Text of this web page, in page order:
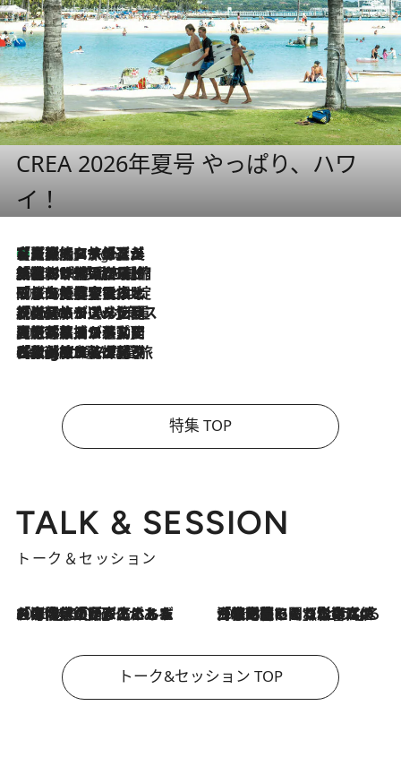
CREA 2026年夏号 やっぱり、ハワ
イ！
9 Hours Ago
【厳選旅コスメ】「多機能アイテムがメイン！」旅好き美容エディターが選んだ夏旅ベストコスメを発表【Mサイズジップ】
2026.8.6
「荷物が増えるほど旅ストレスは増す」美容ジャーナリストがたどり着いた最終結論。“化粧品を劇的に減らす”感動の凝縮美容とは
2026.8.6
「旅先には金髪ウィッグを持参」日本と同じメイクでは損してる!? 美容ジャーナリストが提案する“掟破りの旅美容”とは
2026.8.6
【厳選旅コスメ】「身軽さ＆UV対策重視！」ヘアアーティストshucoが選んだ夏旅ベストコスメを発表【Mサイズジップ】
2026.8.5
【厳選旅コスメ】国内をあちこち移動する河井菜摘が選んだ夏旅ベストコスメ発表！「リラックスアイテムはマスト」【Mサイズジップ】
2026.8.4
【厳選旅コスメ】「紫外線＆乾燥対策しながらメイク感も！」ヘア＆メイクGeorgeが選んだ夏旅ベストコスメを発表！【Mサイズジップ】
特集 TOP
TALK & SESSION
トーク＆セッション
2026.8.3
「今後値上げがあるとすれば…」「リスクがあるのは今年の冬」エネルギー専門家が語る、ホルムズ海峡封鎖が家庭にもたらす“ある心配” 2026.8.3
「住宅建てられない…」「サーチャージ料の高値が続いている」ホルムズ海峡封鎖による影響はいつまで続く？《エネルギー専門家に聞く“どうなる日本の暮らし”》
トーク&セッション TOP